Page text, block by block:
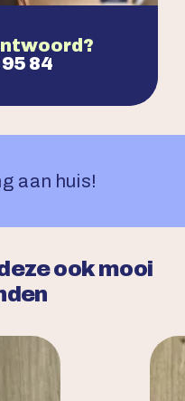
84
aan huis!
ook mooi